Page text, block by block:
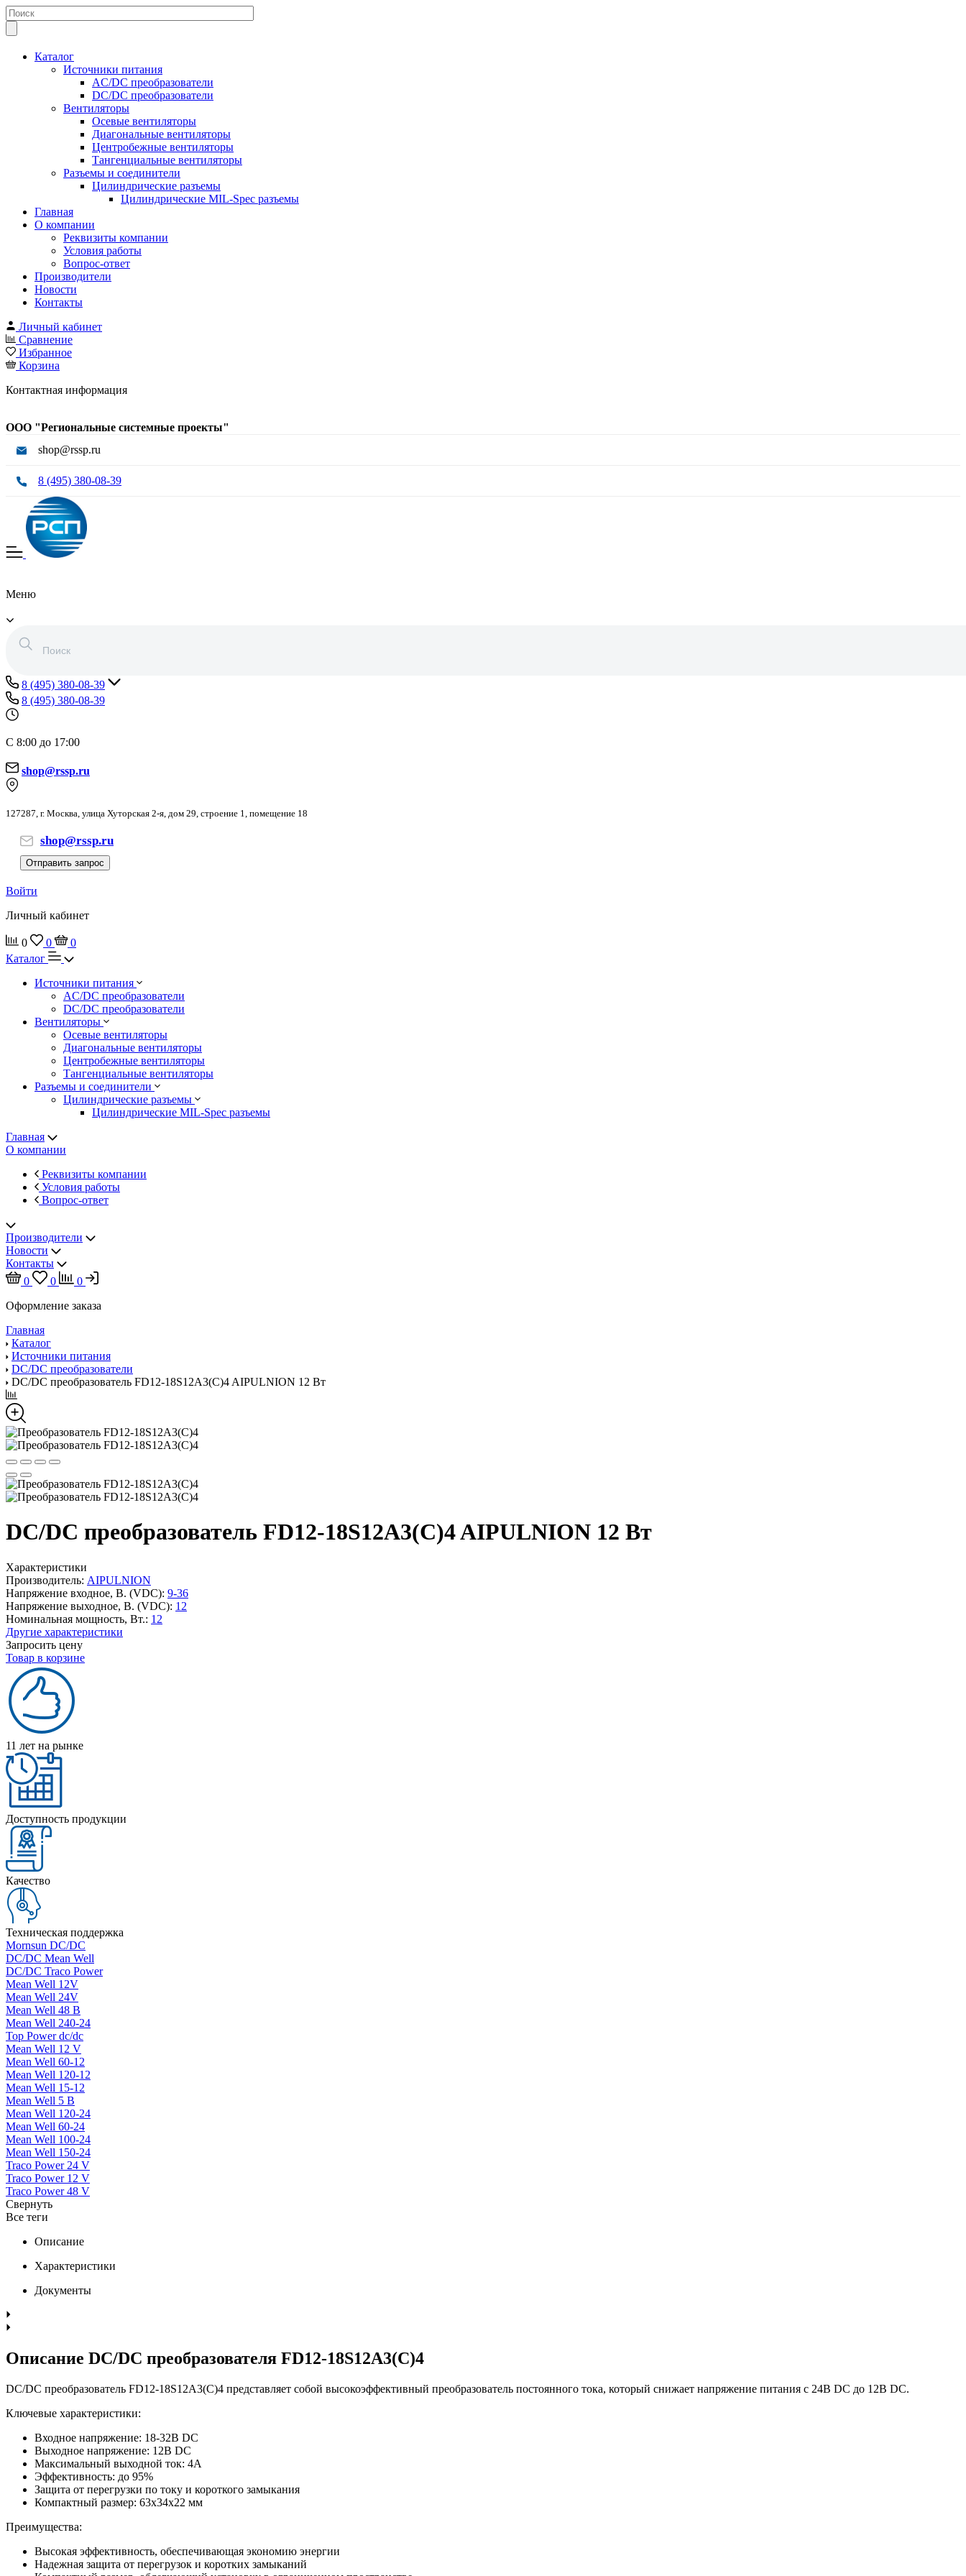
Каталог
Источники питания
AC/DC преобразователи
DC/DC преобразователи
Вентиляторы
Осевые вентиляторы
Диагональные вентиляторы
Центробежные вентиляторы
Тангенциальные вентиляторы
Разъемы и соединители
Цилиндрические разъемы
Цилиндрические MIL-Spec разъемы
Главная
О компании
Реквизиты компании
Условия работы
Вопрос-ответ
Производители
Новости
Контакты
Личный кабинет
Сравнение
Избранное
Корзина
Контактная информация
ООО "Региональные системные проекты"
shop@rssp.ru
8 (495) 380-08-39
Меню
8 (495) 380-08-39
8 (495) 380-08-39
С 8:00 до 17:00
shop@rssp.ru
127287, г. Москва, улица Хуторская 2-я, дом 29, строение 1, помещение 18
shop@rssp.ru
Отправить запрос
Войти
Личный кабинет
0 0
0
Каталог
Источники питания
AC/DC преобразователи
DC/DC преобразователи
Вентиляторы
Осевые вентиляторы
Диагональные вентиляторы
Центробежные вентиляторы
Тангенциальные вентиляторы
Разъемы и соединители
Цилиндрические разъемы
Цилиндрические MIL-Spec разъемы
Главная
О компании
Реквизиты компании
Условия работы
Вопрос-ответ
Производители
Новости
Контакты
0
0
0
Оформление заказа
Главная
Каталог
Источники питания
DC/DC преобразователи
DC/DC преобразователь FD12-18S12A3(C)4 AIPULNION 12 Вт
DC/DC преобразователь FD12-18S12A3(C)4 AIPULNION 12 Вт
Характеристики
Производитель: AIPULNION
Напряжение входное, В. (VDC): 9-36
Напряжение выходное, В. (VDC): 12
Номинальная мощность, Вт.: 12
Другие характеристики
Запросить цену
Товар в корзине
11 лет на рынке
Доступность продукции
Качество
Техническая поддержка
Mornsun DC/DC
DC/DC Mean Well
DC/DC Traco Power
Mean Well 12V
Mean Well 24V
Mean Well 48 В
Mean Well 240-24
Top Power dc/dc
Mean Well 12 V
Mean Well 60-12
Mean Well 120-12
Mean Well 15-12
Mean Well 5 В
Mean Well 120-24
Mean Well 60-24
Mean Well 100-24
Mean Well 150-24
Traco Power 24 V
Traco Power 12 V
Traco Power 48 V
Свернуть
Все теги
Описание
Характеристики
Документы
Описание DC/DC преобразователя FD12-18S12A3(C)4
DC/DC преобразователь FD12-18S12A3(C)4 представляет собой высокоэффективный преобразователь постоянного тока, который снижает напряжение питания с 24В DC до 12В DC.
Ключевые характеристики:
Входное напряжение: 18-32В DC
Выходное напряжение: 12В DC
Максимальный выходной ток: 4А
Эффективность: до 95%
Защита от перегрузки по току и короткого замыкания
Компактный размер: 63х34х22 мм
Преимущества:
Высокая эффективность, обеспечивающая экономию энергии
Надежная защита от перегрузок и коротких замыканий